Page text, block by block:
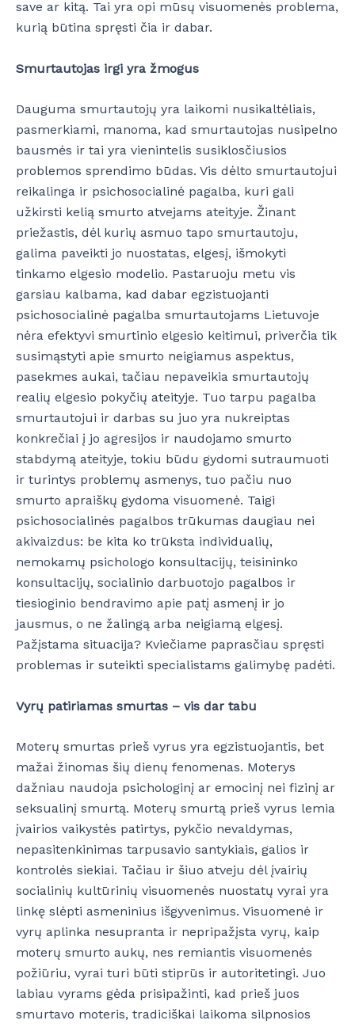
save ar kitą. Tai yra opi mūsų visuomenės problema,
kurią būtina spręsti čia ir dabar.
Smurtautojas irgi yra žmogus
Dauguma smurtautojų yra laikomi nusikaltėliais,
pasmerkiami, manoma, kad smurtautojas nusipelno
bausmės ir tai yra vienintelis susiklosčiusios
problemos sprendimo būdas. Vis dėlto smurtautojui
reikalinga ir psichosocialinė pagalba, kuri gali
užkirsti kelią smurto atvejams ateityje. Žinant
priežastis, dėl kurių asmuo tapo smurtautoju,
galima paveikti jo nuostatas, elgesį, išmokyti
tinkamo elgesio modelio. Pastaruoju metu vis
garsiau kalbama, kad dabar egzistuojanti
psichosocialinė pagalba smurtautojams Lietuvoje
nėra efektyvi smurtinio elgesio keitimui, priverčia tik
susimąstyti apie smurto neigiamus aspektus,
pasekmes aukai, tačiau nepaveikia smurtautojų
realių elgesio pokyčių ateityje. Tuo tarpu pagalba
smurtautojui ir darbas su juo yra nukreiptas
konkrečiai į jo agresijos ir naudojamo smurto
stabdymą ateityje, tokiu būdu gydomi sutraumuoti
ir turintys problemų asmenys, tuo pačiu nuo
smurto apraiškų gydoma visuomenė. Taigi
psichosocialinės pagalbos trūkumas daugiau nei
akivaizdus: be kita ko trūksta individualių,
nemokamų psichologo konsultacijų, teisininko
konsultacijų, socialinio darbuotojo pagalbos ir
tiesioginio bendravimo apie patį asmenį ir jo
jausmus, o ne žalingą arba neigiamą elgesį.
Pažįstama situacija? Kviečiame paprasčiau spręsti
problemas ir suteikti specialistams galimybę padėti.
Vyrų patiriamas smurtas – vis dar tabu
Moterų smurtas prieš vyrus yra egzistuojantis, bet
mažai žinomas šių dienų fenomenas. Moterys
dažniau naudoja psichologinį ar emocinį nei fizinį ar
seksualinį smurtą. Moterų smurtą prieš vyrus lemia
įvairios vaikystės patirtys, pykčio nevaldymas,
nepasitenkinimas tarpusavio santykiais, galios ir
kontrolės siekiai. Tačiau ir šiuo atveju dėl įvairių
socialinių kultūrinių visuomenės nuostatų vyrai yra
linkę slėpti asmeninius išgyvenimus. Visuomenė ir
vyrų aplinka nesupranta ir nepripažįsta vyrų, kaip
moterų smurto aukų, nes remiantis visuomenės
požiūriu, vyrai turi būti stiprūs ir autoritetingi. Juo
labiau vyrams gėda prisipažinti, kad prieš juos
smurtavo moteris, tradiciškai laikoma silpnosios